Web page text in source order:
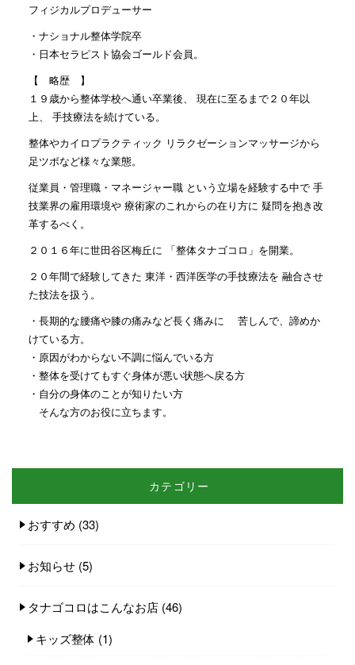
フィジカルプロデューサー
・ナショナル整体学院卒
・日本セラピスト協会ゴールド会員。
【 略歴 】
１９歳から整体学校へ通い卒業後、 現在に至るまで２０年以
上、 手技療法を続けている。
整体やカイロプラクティック リラクゼーションマッサージから
足ツボなど様々な業態。
従業員・管理職・マネージャー職 という立場を経験する中で 手
技業界の雇用環境や 療術家のこれからの在り方に 疑問を抱き改
革するべく。
２０１６年に世田谷区梅丘に 「整体タナゴコロ」を開業。
２０年間で経験してきた 東洋・西洋医学の手技療法を 融合させ
た技法を扱う。
・長期的な腰痛や膝の痛みなど長く痛みに 苦しんで、諦めか
けている方。
・原因がわからない不調に悩んでいる方
・整体を受けてもすぐ身体が悪い状態へ戻る方
・自分の身体のことが知りたい方
そんな方のお役に立ちます。
カテゴリー
おすすめ (33)
お知らせ (5)
タナゴコロはこんなお店 (46)
キッズ整体 (1)